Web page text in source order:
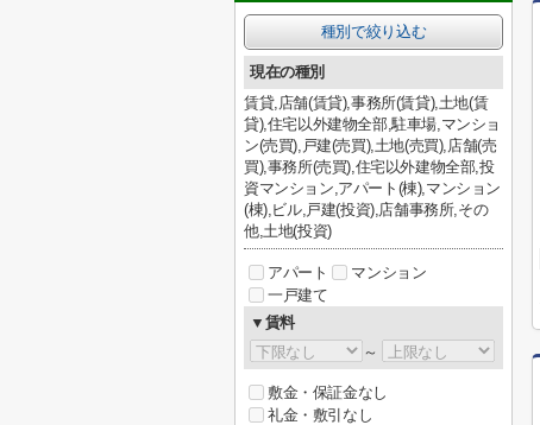
種別で絞り込む
現在の種別
賃貸,店舗(賃貸),事務所(賃貸),土地(賃
貸),住宅以外建物全部,駐車場,マンショ
ン(売買),戸建(売買),土地(売買),店舗(売
買),事務所(売買),住宅以外建物全部,投
資マンション,アパート(棟),マンション
(棟),ビル,戸建(投資),店舗事務所,その
他,土地(投資)
アパート
マンション
一戸建て
▼賃料
～
敷金・保証金なし
礼金・敷引なし